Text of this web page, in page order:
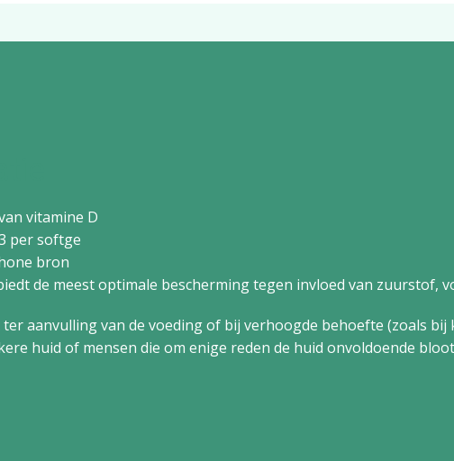
vitamine D
per softge
bron
de meest optimale bescherming tegen invloed van zuurstof,
aanvulling van de voeding of bij verhoogde behoefte (zoals bij
huid of mensen die om enige reden de huid onvoldoende